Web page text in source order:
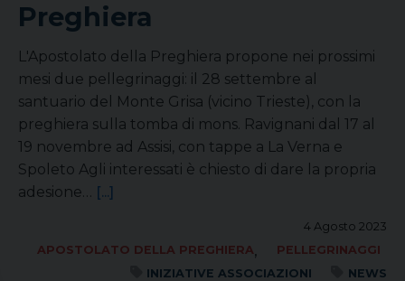
Preghiera
L'Apostolato della Preghiera propone nei prossimi
mesi due pellegrinaggi: il 28 settembre al
santuario del Monte Grisa (vicino Trieste), con la
preghiera sulla tomba di mons. Ravignani dal 17 al
19 novembre ad Assisi, con tappe a La Verna e
Spoleto Agli interessati è chiesto di dare la propria
adesione… [...]
4 Agosto 2023
APOSTOLATO DELLA PREGHIERA,
PELLEGRINAGGI
INIZIATIVE ASSOCIAZIONI
NEWS